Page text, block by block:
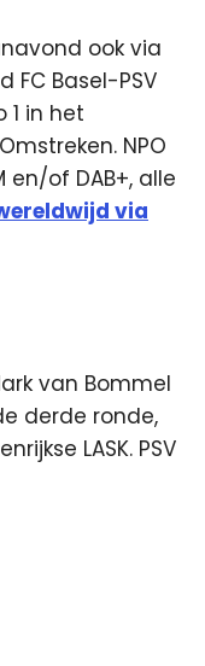
ook via
FC Basel-PSV
1 in het
NPO
en/of DAB+, alle
via
van Bommel
derde ronde,
LASK. PSV